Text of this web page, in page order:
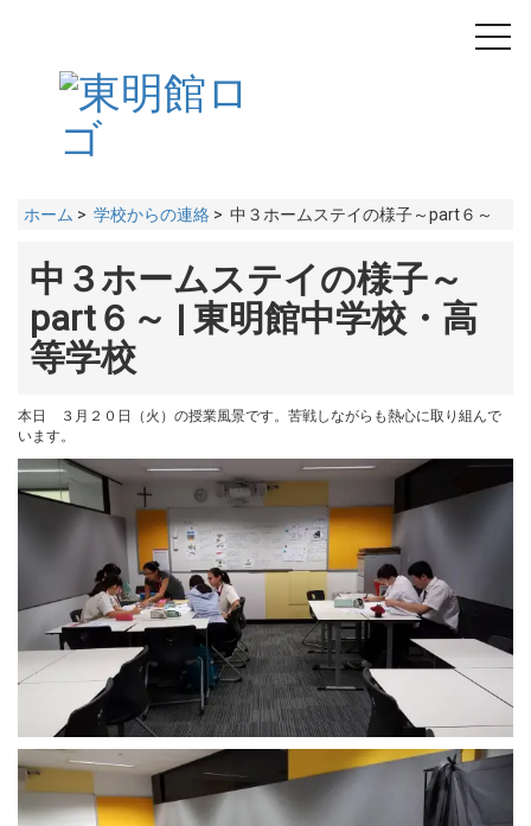
ホーム > 学校からの連絡 > 中３ホームステイの様子～part６～
中３ホームステイの様子～
part６～ | 東明館中学校・高
等学校
本日 ３月２０日（火）の授業風景です。苦戦しながらも熱心に取り組んで
います。